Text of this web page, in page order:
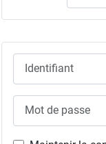
Mot de passe